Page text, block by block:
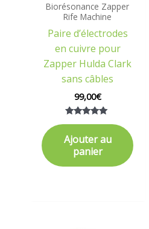
Biorésonance Zapper
Rife Machine
Paire d’électrodes
en cuivre pour
Zapper Hulda Clark
sans câbles
99,00€
Note
sur 5
Ajouter au
panier